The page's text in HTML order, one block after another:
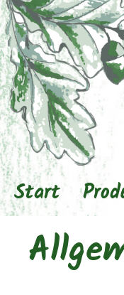
Start